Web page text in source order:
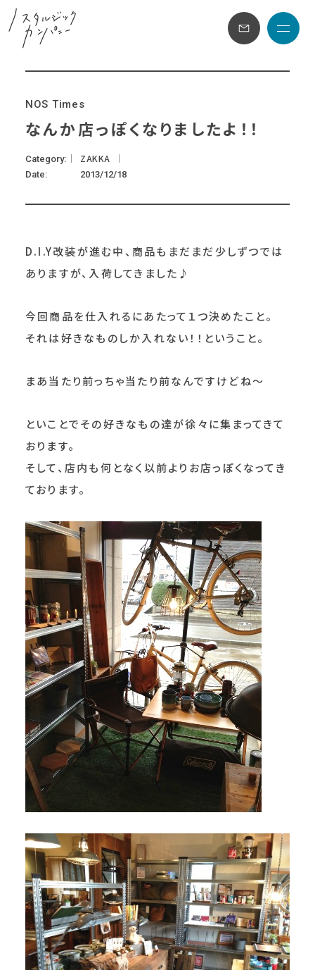
メニ
NOS Times
なんか店っぽくなりましたよ！！
Category ZAKKA
Date 2013/12/18
D.I.Y改装が進む中、商品もまだまだ少しずつでは
ありますが、入荷してきました♪
今回商品を仕入れるにあたって１つ決めたこと。
それは好きなものしか入れない！！ということ。
まあ当たり前っちゃ当たり前なんですけどね～
といことでその好きなもの達が徐々に集まってきて
おります。
そして、店内も何となく以前よりお店っぽくなってき
ております。